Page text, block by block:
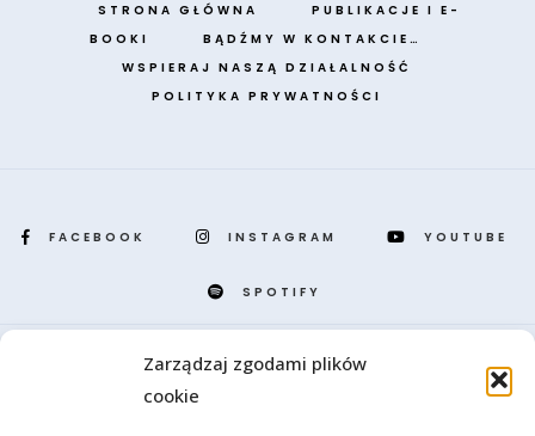
Zarządzaj zgodami plików
cookie
STRONA GŁÓWNA
PUBLIKACJE I E-
BOOKI
BĄDŹMY W KONTAKCIE…
WSPIERAJ NASZĄ DZIAŁALNOŚĆ
POLITYKA PRYWATNOŚCI
FACEBOOK INSTAGRAM YOUTUBE
SPOTIFY
Portal CSPB, przygotowany i prowadzony przez benedyktynów z opactwa